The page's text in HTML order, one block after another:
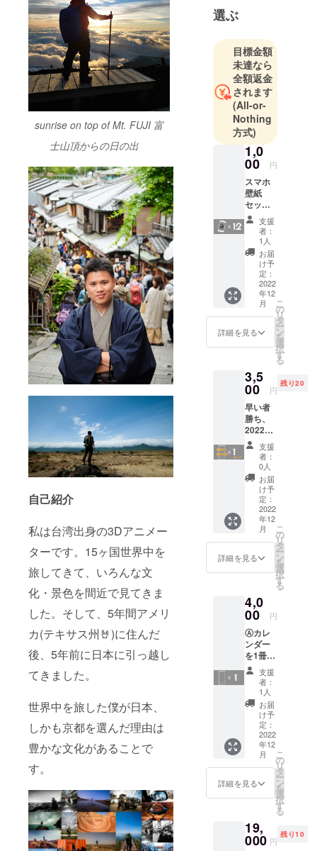
sunrise on top of Mt. FUJI 富
士山頂からの日の出
自己紹介
私は台湾出身の3Dアニメー
ターです。15ヶ国世界中を
旅してきて、いろんな文
化・景色を間近で見てきま
した。そして、5年間アメリ
カ(テキサス州🤘)に住んだ
後、5年前に日本に引っ越し
てきました。
世界中を旅した僕が日本、
しかも京都を選んだ理由は
豊かな文化があることで
す。
選ぶ
目標金額
未達なら
全額返金
されます
(All-or-
Nothing
方式)
1,0
00 円
スマホ
壁紙
セット
（12
枚）
Cellpho
ne wall
paper
/lock
screen
pack
(12 pics
from
the
calenda
画面用
写真
ファイ
ル 12枚!
(カレン
ダーに
ある写
1080 x
1920 ダ
ウン
ロード
リンク
をお送
りしま
す。
you will
a link to
ad all
12
s for
your
smartp
hone
1080 x
1920
支援
者：
1人
お届
け予
定：
2022
年12
月
詳細を見る
こ
の
リ
タ
ー
ン
を
選
択
す
る
3,5
00 円
残り20
早い者
勝ち、
2022年
末の納
品保証
のカレ
ンダー
×1冊
Early
bird ,
the first
calenda
r is
garnete
ed by
the end
of 2022
支援
者：
0人
お届
け予
定：
2022
年12
月
詳細を見る
こ
の
リ
タ
ー
ン
を
選
択
す
る
4,0
00 円
Ⓐカレ
ンダー
を1冊差
し上
げ、私
はあな
たに永
遠に感
謝して
ます
one
2023
calenda
r
支援
者：
1人
お届
け予
定：
2022
年12
月
詳細を見る
こ
の
リ
タ
ー
ン
を
選
択
す
る
19,
000 円
残り10